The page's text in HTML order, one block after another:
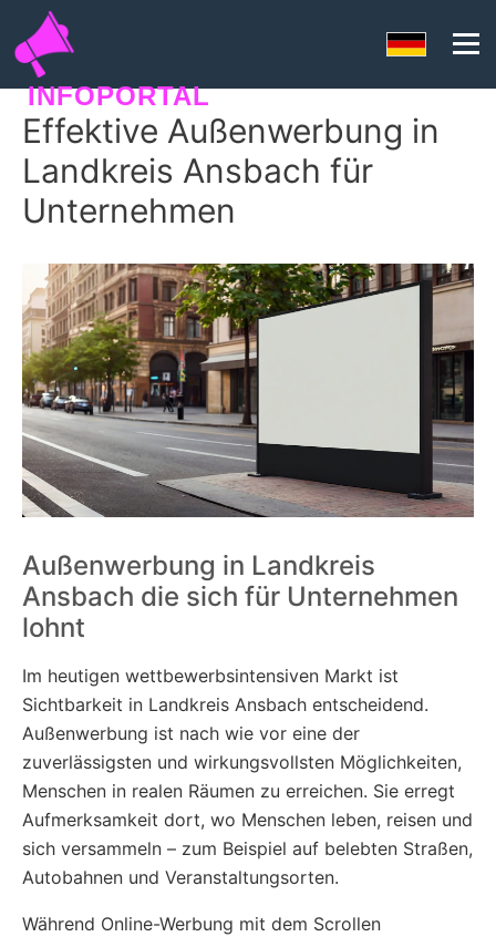
INFOPORTAL
SEORANKO
Effektive Außenwerbung in
Landkreis Ansbach für
Unternehmen
Außenwerbung in Landkreis
Ansbach die sich für Unternehmen
lohnt
Im heutigen wettbewerbsintensiven Markt ist
Sichtbarkeit in Landkreis Ansbach entscheidend.
Außenwerbung ist nach wie vor eine der
zuverlässigsten und wirkungsvollsten Möglichkeiten,
Menschen in realen Räumen zu erreichen. Sie erregt
Aufmerksamkeit dort, wo Menschen leben, reisen und
sich versammeln – zum Beispiel auf belebten Straßen,
Autobahnen und Veranstaltungsorten.
Während Online-Werbung mit dem Scrollen